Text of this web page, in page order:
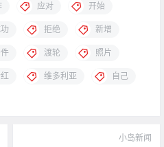
应对 开始
拒绝 新增
渡轮 照片
维多利亚 自己
小岛新闻